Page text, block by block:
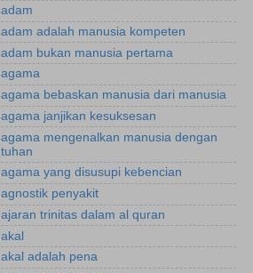
adam
adam adalah manusia kompeten
adam bukan manusia pertama
agama
agama bebaskan manusia dari manusia
agama janjikan kesuksesan
agama mengenalkan manusia dengan
tuhan
agama yang disusupi kebencian
agnostik penyakit
ajaran trinitas dalam al quran
akal
akal adalah pena